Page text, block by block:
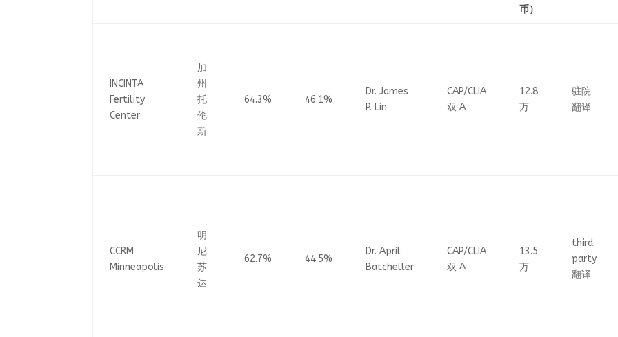
币）
INCINTA
Fertility
Center
加
州
托
伦
斯
64.3% 46.1%
Dr. James
P. Lin
CAP/CLIA
双 A
12.8
万
驻院
翻译
CCRM
Minneapolis
明
尼
苏
达
62.7% 44.5%
Dr. April
Batcheller
CAP/CLIA
双 A
13.5
万
third
party
翻译